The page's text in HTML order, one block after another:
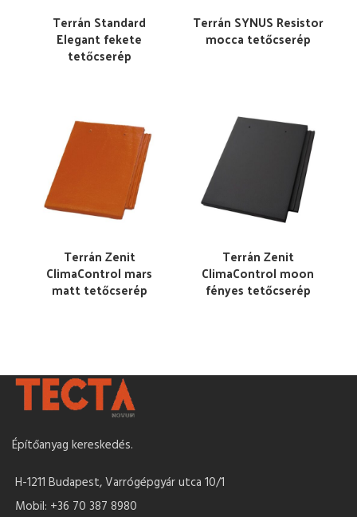
Terrán Standard
Elegant fekete
tetőcserép
Terrán SYNUS Resistor
mocca tetőcserép
Terrán Zenit
ClimaControl mars
matt tetőcserép
Terrán Zenit
ClimaControl moon
fényes tetőcserép
Építőanyag kereskedés.
H-1211 Budapest, Varrógépgyár utca 10/1
Mobil: +36 70 387 8980